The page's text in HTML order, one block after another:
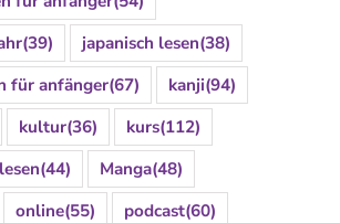
(39) japanisch lesen(38)
für anfänger(67) kanji(94)
kultur(36) kurs(112)
lesen(44) Manga(48)
online(55) podcast(60)